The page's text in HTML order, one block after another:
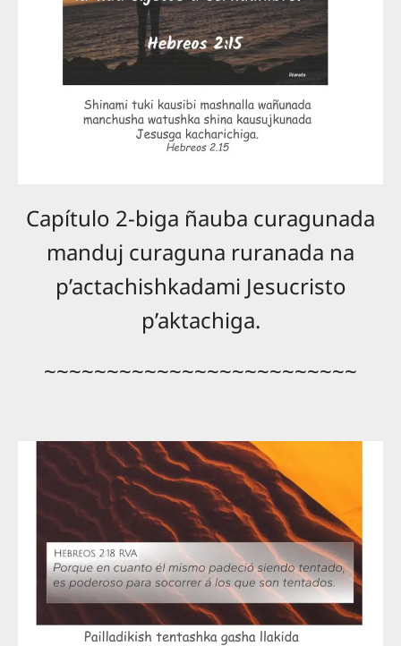
Capítulo 2-biga ñauba curagunada
manduj curaguna ruranada na
p’actachishkadami Jesucristo
p’aktachiga.
~~~~~~~~~~~~~~~~~~~~~~~~~